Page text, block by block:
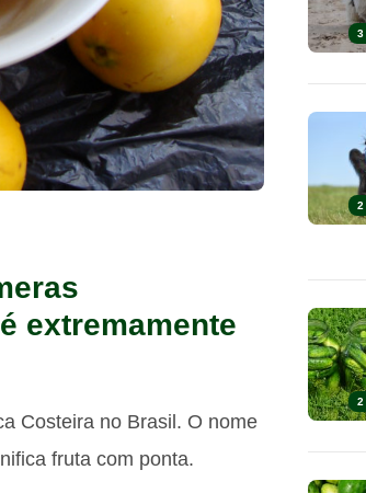
extremamente
Costeira no Brasil. O nome
fruta com ponta.
3
2
2